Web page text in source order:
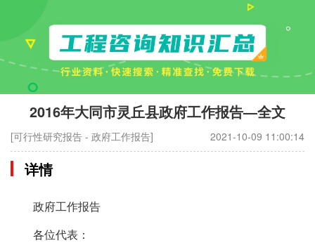
2016年大同市灵丘县政府工作报告—全文
[可行性研究报告 - 政府工作报告] 2021-10-09 11:00:14
详情
政府工作报告
各位代表：